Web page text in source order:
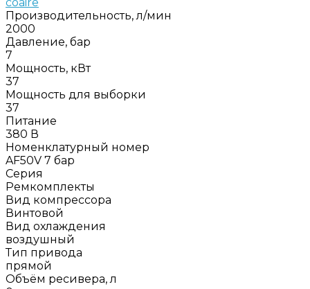
Производительность, л/мин
2000
Давление, бар
7
Мощность, кВт
37
Мощность для выборки
37
Питание
380 В
Номенклатурный номер
AF50V 7 бар
Серия
Ремкомплекты
Вид компрессора
Винтовой
Вид охлаждения
воздушный
Тип привода
прямой
Объём ресивера, л